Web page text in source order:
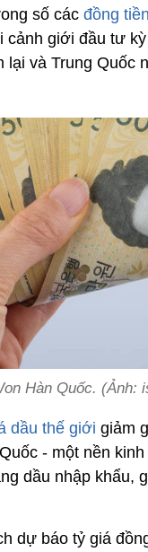
số các đồng tiền
cảnh giới đầu tư
lại và Trung Quốc
Hàn Quốc. (Ảnh:
dầu thế giới giảm
- một nền
dầu nhập khẩu,
dự báo tỷ giá